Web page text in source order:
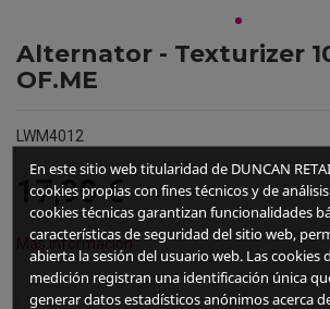
Alternator - Texturizer
OF.ME
LWM4012
17,90 € Com IVA
Más información
En este sitio web titularidad de DUNCAN
cookies propias con fines técnicos y de
cookies técnicas garantizan funcionalidades
características de seguridad del sitio web,
abierta la sesión del usuario web. Las cookies
medición registran una identificación única
generar datos estadísticos anónimos acerca